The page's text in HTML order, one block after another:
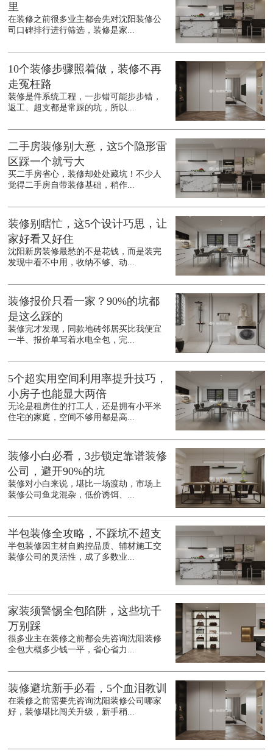
里
在装修之前很多业主都会先对沈阳装修公
司口碑排行进行筛选，装修是家...
10个装修步骤照着做，装修不再
走冤枉路
装修是件系统工程，一步错可能步步错，
返工、超支都是常踩的坑，所以...
二手房装修别大意，这5个隐形雷
区踩一个就亏大
买二手房省心，装修却处处藏坑！不少人
觉得二手房自带装修基础，稍作...
装修别瞎忙，这5个设计巧思，让
家好看又好住
沈阳新房装修最愁的不是花钱，而是装完
发现中看不中用，收纳不够、动...
装修报价只看一家？90%的坑都
是这么踩的
装修完才发现，同款地砖邻居买比我便宜
一半、报价单写着水电全包，完...
5个超实用空间利用率提升技巧，
小房子也能显大两倍
无论是租房住的打工人，还是拥有小平米
住宅的家庭，空间不够用都是高...
装修小白必看，3步锁定靠谱装修
公司，避开90%的坑
装修对小白来说，堪比一场渡劫，市场上
装修公司鱼龙混杂，低价诱饵、...
半包装修全攻略，不踩坑不超支
半包装修因主材自购控品质、辅材施工交
装修公司的灵活性，成了多数业...
家装须警惕全包陷阱，这些坑千
万别踩
很多业主在装修之前都会先咨询沈阳装修
全包大概多少钱一平，省心省力...
装修避坑新手必看，5个血泪教训
在装修之前需要先咨询沈阳装修公司哪家
好，装修堪比闯关升级，新手稍...